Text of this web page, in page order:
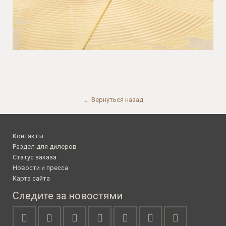
← Вернуться назад
Контакты
Раздел для дилеров
Статус заказа
Новости и пресса
Карта сайта
Следите за новостями